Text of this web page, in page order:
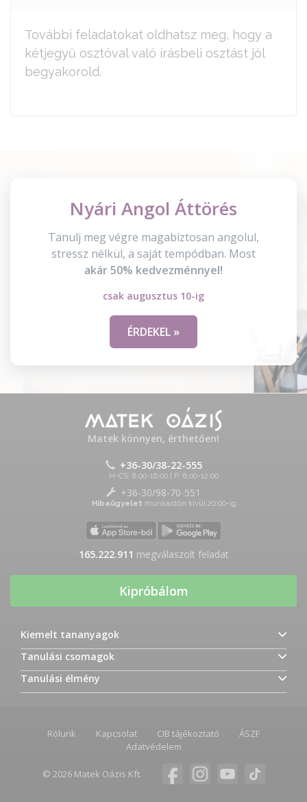
További feladatokat oldhatsz meg, hogy a
kétjegyű osztóval való írásbeli osztást jól
begyakorold.
Nyári Angol Áttörés
Tanulj meg végre magabiztosan angolul,
stressz nélkül, a saját tempódban. Most
akár 50% kedvezménnyel!
csak augusztus 10-ig
ÉRDEKEL »
Matek könnyen, érthetően!
+36-30/38-22-555
H-CS: 8:00-16:00 | P: 8:00-12:00
+36-30/98-70-551
Hibaügyelet munkaidőn kívül 20:00-ig
165.222.911 megválaszolt feladat
Kipróbálom
Kiemelt tananyagok
Tanulási csomagok
Tanulási élmény
Rólunk Kapcsolat CIB tájékoztató
ÁSZF
Adatvédelem
© 2026 Matek Oázis Kft.